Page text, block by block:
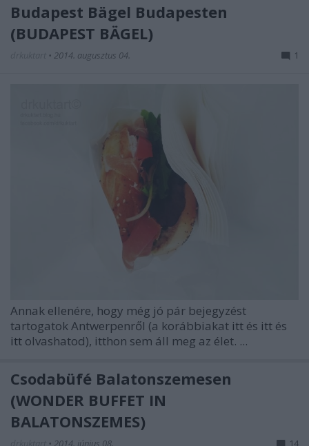
Budapest Bägel Budapesten
(BUDAPEST BÄGEL)
• 2014. augusztus 04. 1
Annak ellenére, hogy még jó pár bejegyzést
tartogatok Antwerpenről (a korábbiakat itt és itt és
itt olvashatod), itthon sem áll meg az élet. ...
Csodabüfé Balatonszemesen
(WONDER BUFFET IN
BALATONSZEMES)
• 2014. június 08. 14